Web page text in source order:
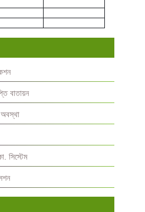
বাতায়ন
সিস্টেম